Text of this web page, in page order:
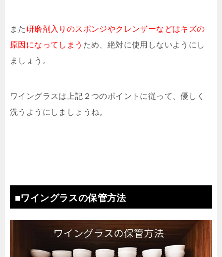
また研磨剤入りのスポンジやクレンザーなどはキズの
原因になってしまう ため、絶対に使用しないようにし
ましょう。
ワイングラスは上記２つのポイントに従って、優しく
洗うようにしましょうね。
■ワイングラスの保管方法